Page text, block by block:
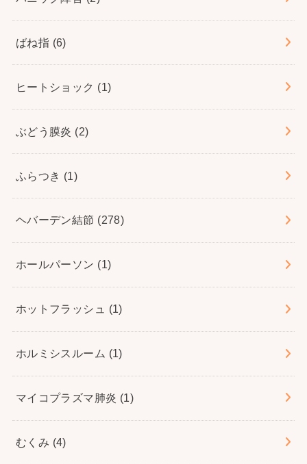
ばね指 (6)
ヒートショック (1)
ぶどう膜炎 (2)
ふらつき (1)
ヘバーデン結節 (278)
ホールパーソン (1)
ホットフラッシュ (1)
ホルミシスルーム (1)
マイコプラズマ肺炎 (1)
むくみ (4)